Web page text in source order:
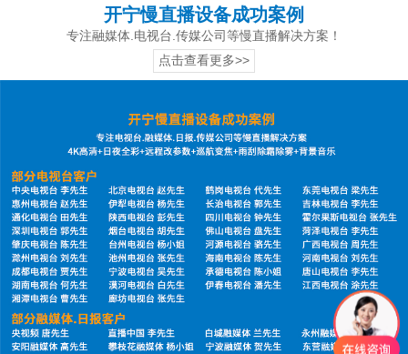
开宁慢直播设备成功案例
专注融媒体.电视台.传媒公司等慢直播解决方案！
点击查看更多>>